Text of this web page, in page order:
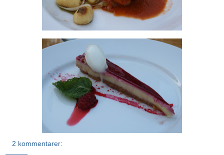
2 kommentarer: